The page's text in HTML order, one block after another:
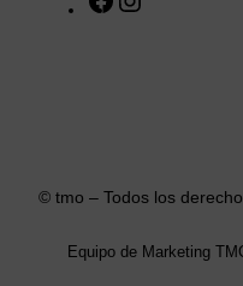
© tmo – Todos los
Equipo de Marketing